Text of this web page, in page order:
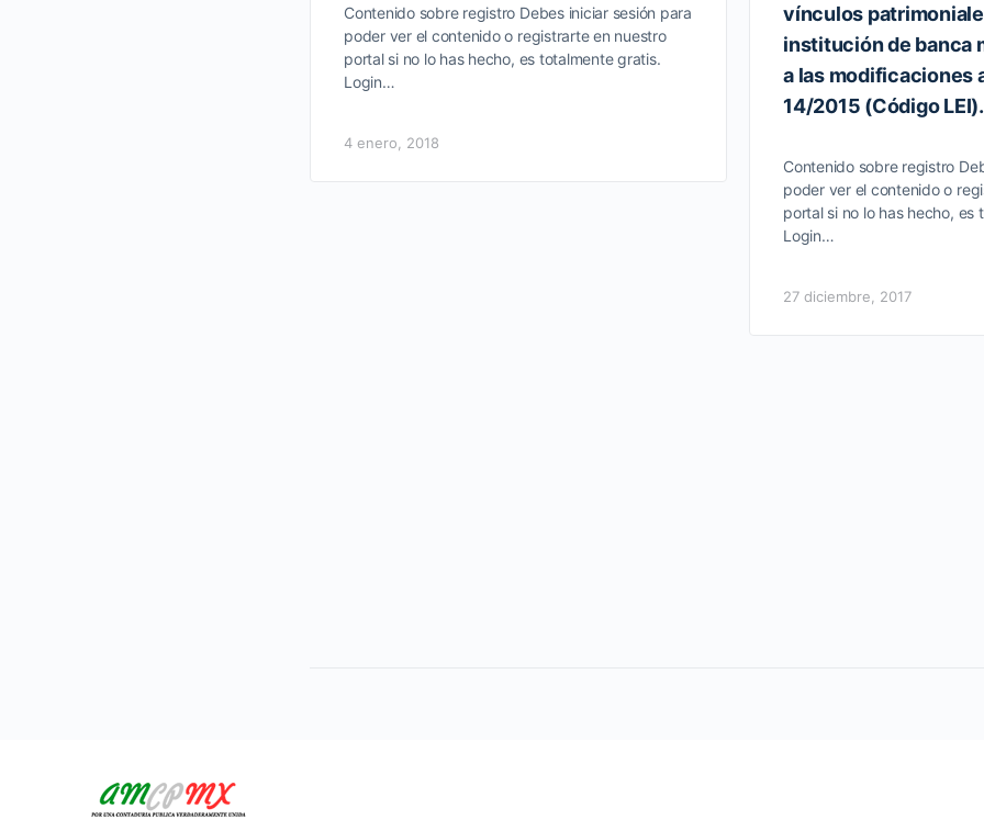
Contenido sobre registro Debes iniciar sesión para
poder ver el contenido o registrarte en nuestro
portal si no lo has hecho, es totalmente gratis.
Login…
4 enero, 2018
vínculos
institución de banca
a las modificaciones
14/2015 (Código LEI).
Contenido sobre registro
poder ver el contenido o
portal si no lo has hecho, es
Login…
27 diciembre, 2017